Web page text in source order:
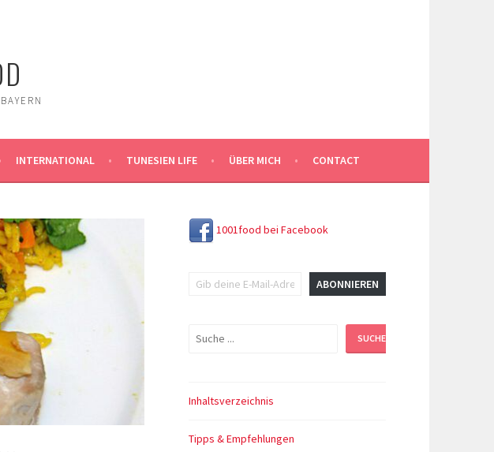
INTERNATIONAL TUNESIEN LIFE ÜBER MICH CONTACT
1001food bei Facebook
ABONNIEREN
Suchen SUCHEN
Inhaltsverzeichnis
Tipps & Empfehlungen